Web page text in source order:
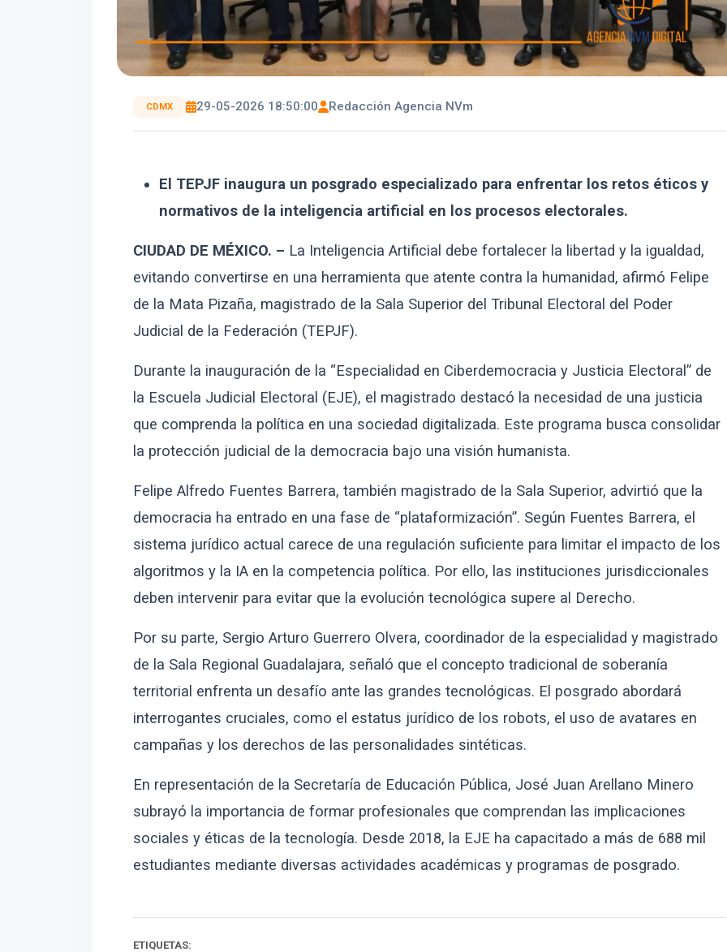
CDMX 29-05-2026 18:50:00 Redacción Agencia NVm
El TEPJF inaugura un posgrado especializado para enfrentar los retos éticos y
normativos de la inteligencia artificial en los procesos electorales.
CIUDAD DE MÉXICO. – La Inteligencia Artificial debe fortalecer la libertad y la igualdad,
evitando convertirse en una herramienta que atente contra la humanidad, afirmó Felipe
de la Mata Pizaña, magistrado de la Sala Superior del Tribunal Electoral del Poder
Judicial de la Federación (TEPJF).
Durante la inauguración de la “Especialidad en Ciberdemocracia y Justicia Electoral” de
la Escuela Judicial Electoral (EJE), el magistrado destacó la necesidad de una justicia
que comprenda la política en una sociedad digitalizada. Este programa busca consolidar
la protección judicial de la democracia bajo una visión humanista.
Felipe Alfredo Fuentes Barrera, también magistrado de la Sala Superior, advirtió que la
democracia ha entrado en una fase de “plataformización”. Según Fuentes Barrera, el
sistema jurídico actual carece de una regulación suficiente para limitar el impacto de los
algoritmos y la IA en la competencia política. Por ello, las instituciones jurisdiccionales
deben intervenir para evitar que la evolución tecnológica supere al Derecho.
Por su parte, Sergio Arturo Guerrero Olvera, coordinador de la especialidad y magistrado
de la Sala Regional Guadalajara, señaló que el concepto tradicional de soberanía
territorial enfrenta un desafío ante las grandes tecnológicas. El posgrado abordará
interrogantes cruciales, como el estatus jurídico de los robots, el uso de avatares en
campañas y los derechos de las personalidades sintéticas.
En representación de la Secretaría de Educación Pública, José Juan Arellano Minero
subrayó la importancia de formar profesionales que comprendan las implicaciones
sociales y éticas de la tecnología. Desde 2018, la EJE ha capacitado a más de 688 mil
estudiantes mediante diversas actividades académicas y programas de posgrado.
ETIQUETAS: